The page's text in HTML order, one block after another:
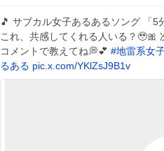
🎵 サブカル女子あるあるソング 「
これ、共感してくれる人いる？🥹🎀
コメントで教えてね💭💕 #地雷系女
るある pic.x.com/YKlZsJ9B1v